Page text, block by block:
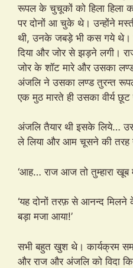
रूपल के चुचूकों को हिला
पर दोनों आ चुके थे। उन्होंने
थी, उनके जबड़े भी कस गये थे।
दिया और जोर से झड़ने लगी।
जोर के शॉट मारे और उसका
अंजलि ने उसका लण्ड तुरन्त
एक मुठ मारते ही उसका वीर्य छूट
अंजलि तैयार थी इसके लिये…
ले लिया और आम चूसने की तरह
‘आह… राज आज तो तुम्हारा खूब
‘यह दोनों तरफ़ से आनन्द
बड़ा मजा आया!’
सभी बहुत खुश थे। कार्यक्रम
और राज और अंजलि को विदा